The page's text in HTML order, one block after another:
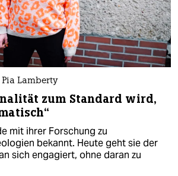
Lamberty
zum Standard wird,
mit ihrer Forschung zu
bekannt. Heute geht sie der
sich engagiert, ohne daran zu